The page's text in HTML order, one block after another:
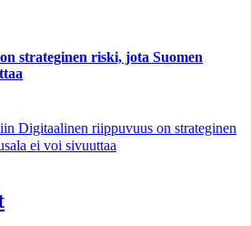
strateginen riski, jota Suomen
Digitaalinen riippuvuus on strateginen
ei voi sivuuttaa